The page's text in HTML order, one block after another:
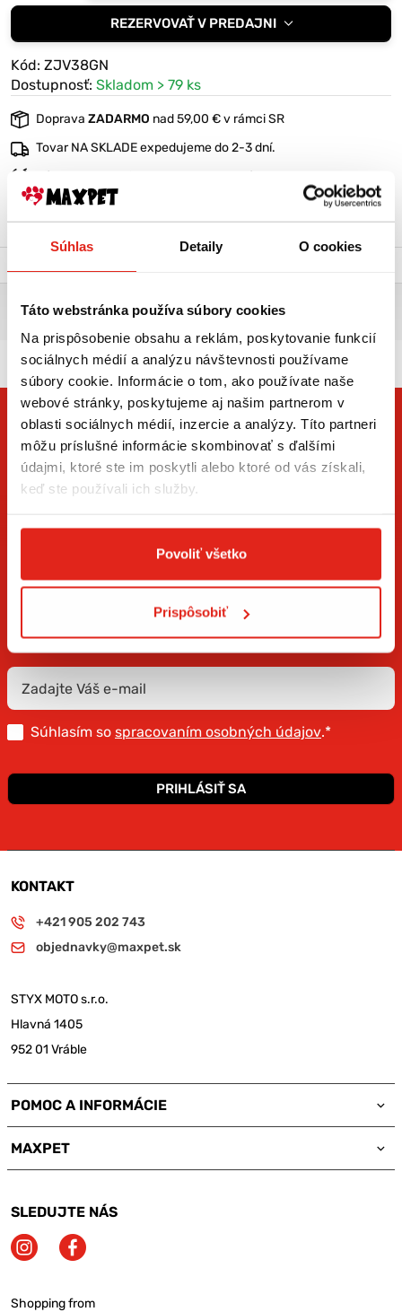
Súhlas Detaily O cookies
Táto webstránka používa súbory cookies
Na prispôsobenie obsahu a reklám, poskytovanie funkcií
sociálnych médií a analýzu návštevnosti používame
súbory cookie. Informácie o tom, ako používate naše
webové stránky, poskytujeme aj našim partnerom v
oblasti sociálnych médií, inzercie a analýzy. Títo partneri
môžu príslušné informácie skombinovať s ďalšími
údajmi, ktoré ste im poskytli alebo ktoré od vás získali,
keď ste používali ich služby.
Povoliť všetko
Prispôsobiť
REZERVOVAŤ V PREDAJNI
Kód: ZJV38GN
Dostupnosť: Skladom > 79 ks
Doprava ZADARMO nad 59,00 € v rámci SR
Tovar NA SKLADE expedujeme do 2-3 dní.
Výmena veľkosti
do 30 dní
VIAC O PRODUKTE
HRAČKA DUDLÍK SO ZVONČEKOM VEĽKÝ 14X6CM
ZELENÝ
ZÍSKAJTE NOVINKY AKO PRVÝ
Prihláste sa na odber newslettera a buďte prvý, kto má
Súhlasím so spracovaním osobných údajov.*
PRIHLÁSIŤ SA
KONTAKT
+421 905 202 743
objednavky@maxpet.sk
STYX MOTO s.r.o.
Hlavná 1405
952 01 Vráble
POMOC A INFORMÁCIE
MAXPET
SLEDUJTE NÁS
Shopping from